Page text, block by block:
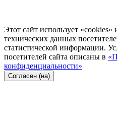
Этот сайт использует «cookies»
технических данных
статистической информации.
посетителей сайта описаны в
конфиденциальности»
Согласен (на)